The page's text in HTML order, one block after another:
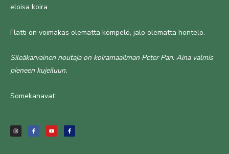
eloisa koira.
Flatti on voimakas olematta kömpelö, jalo olematta hontelo.
Sileäkarvainen noutaja on koiramaailman Peter Pan. Aina valmis
pieneen kujeiluun.
Somekanavat:
s
t
a
c
e
b
u
t
u
c
e
b